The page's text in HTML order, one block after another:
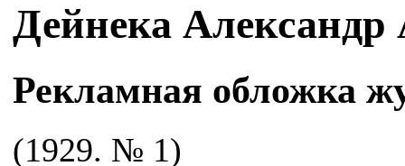
Дейнека Александр
Рекламная обложка
(1929. № 1)